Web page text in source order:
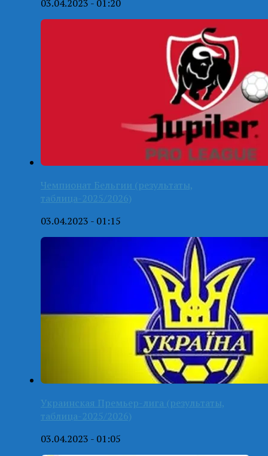
03.04.2023 - 01:20
Чемпионат Бельгии (результаты,
таблица-2025/2026)
03.04.2023 - 01:15
Украинская Премьер-лига (результаты,
таблица-2025/2026)
03.04.2023 - 01:05